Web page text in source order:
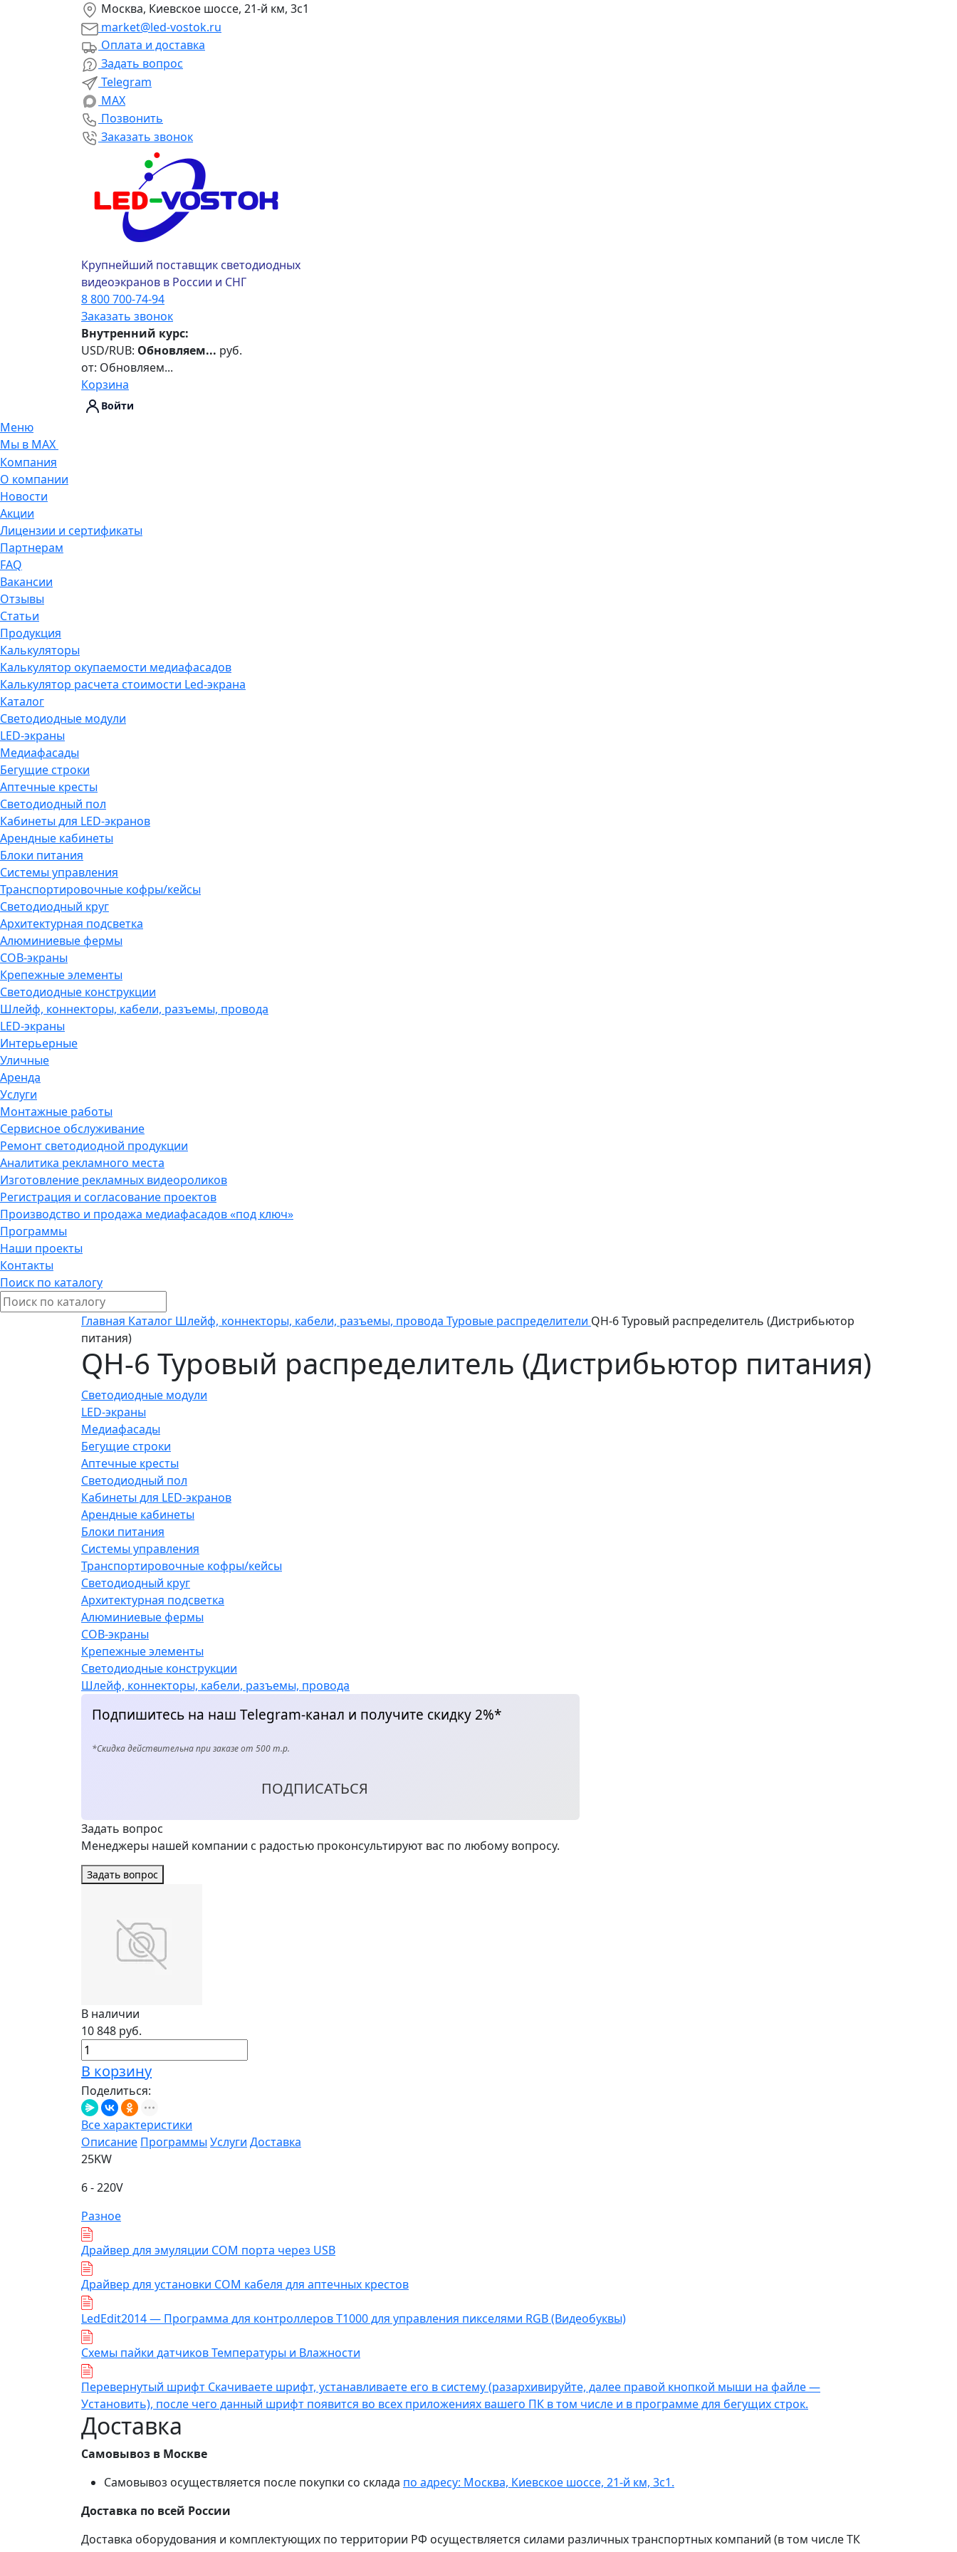
Москва, Киевское шоссе, 21-й км, 3с1
market@led-vostok.ru
Оплата и доставка
Задать вопрос
Telegram
MAX
Позвонить
Заказать звонок
Крупнейший поставщик светодиодных
видеоэкранов в России и СНГ
8 800 700-74-94
Заказать звонок
Внутренний курс:
USD/RUB: Обновляем... руб.
от: Обновляем...
Корзина
Войти
Меню
Мы в MAX
Компания
О компании
Новости
Акции
Лицензии и сертификаты
Партнерам
FAQ
Вакансии
Отзывы
Статьи
Продукция
Калькуляторы
Калькулятор окупаемости медиафасадов
Калькулятор расчета стоимости Led-экрана
Каталог
Светодиодные модули
LED-экраны
Медиафасады
Бегущие строки
Аптечные кресты
Светодиодный пол
Кабинеты для LED-экранов
Арендные кабинеты
Блоки питания
Системы управления
Транспортировочные кофры/кейсы
Светодиодный круг
Архитектурная подсветка
Алюминиевые фермы
COB-экраны
Крепежные элементы
Светодиодные конструкции
Шлейф, коннекторы, кабели, разъемы, провода
LED-экраны
Интерьерные
Уличные
Аренда
Услуги
Монтажные работы
Сервисное обслуживание
Ремонт светодиодной продукции
Аналитика рекламного места
Изготовление рекламных видеороликов
Регистрация и согласование проектов
Производство и продажа медиафасадов «под ключ»
Программы
Наши проекты
Контакты
Поиск по каталогу
Главная Каталог Шлейф, коннекторы, кабели, разъемы, провода Туровые распределители QH-6 Туровый распределитель (Дистрибьютор
питания)
QH-6 Туровый распределитель (Дистрибьютор питания)
Светодиодные модули
LED-экраны
Медиафасады
Бегущие строки
Аптечные кресты
Светодиодный пол
Кабинеты для LED-экранов
Арендные кабинеты
Блоки питания
Системы управления
Транспортировочные кофры/кейсы
Светодиодный круг
Архитектурная подсветка
Алюминиевые фермы
COB-экраны
Крепежные элементы
Светодиодные конструкции
Шлейф, коннекторы, кабели, разъемы, провода
Подпишитесь на наш Telegram-канал и получите скидку 2%*
*Скидка действительна при заказе от 500 т.р.
ПОДПИСАТЬСЯ
Задать вопрос
Менеджеры нашей компании с радостью проконсультируют вас по любому вопросу.
Задать вопрос
В наличии
10 848 руб.
В корзину
Поделиться:
Все характеристики
Описание Программы Услуги Доставка
25KW
6 - 220V
Разное
Драйвер для эмуляции COM порта через USB
Драйвер для установки COM кабеля для аптечных крестов
LedEdit2014 — Программа для контроллеров T1000 для управления пикселями RGB (Видеобуквы)
Схемы пайки датчиков Температуры и Влажности
Перевернутый шрифт Скачиваете шрифт, устанавливаете его в систему (разархивируйте, далее правой кнопкой мыши на файле —
Установить), после чего данный шрифт появится во всех приложениях вашего ПК в том числе и в программе для бегущих строк.
Доставка
Самовывоз в Москве
Самовывоз осуществляется после покупки со склада по адресу: Москва, Киевское шоссе, 21-й км, 3с1.
Доставка по всей России
Доставка оборудования и комплектующих по территории РФ осуществляется силами различных транспортных компаний (в том числе ТК